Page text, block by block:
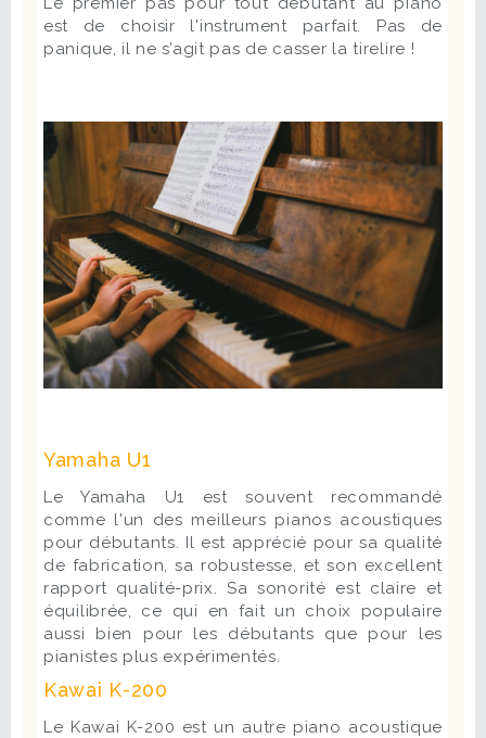
est de choisir l'instrument parfait. Pas de
panique, il ne s’agit pas de casser la tirelire !
Yamaha U1
Le Yamaha U1 est souvent recommandé
comme l'un des meilleurs pianos acoustiques
pour débutants. Il est apprécié pour sa qualité
de fabrication, sa robustesse, et son excellent
rapport qualité-prix. Sa sonorité est claire et
équilibrée, ce qui en fait un choix populaire
aussi bien pour les débutants que pour les
pianistes plus expérimentés.
Kawai K-200
Le Kawai K-200 est un autre piano acoustique